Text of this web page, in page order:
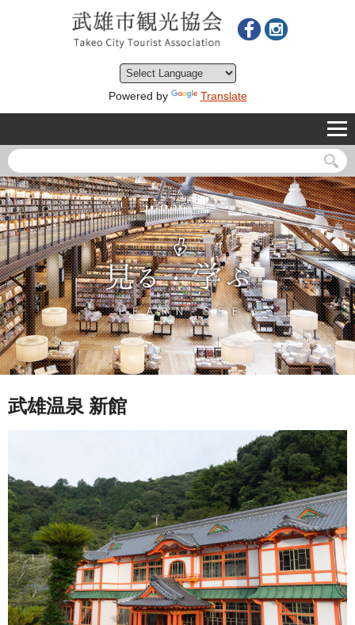
Powered by Translate
武雄温泉 新館